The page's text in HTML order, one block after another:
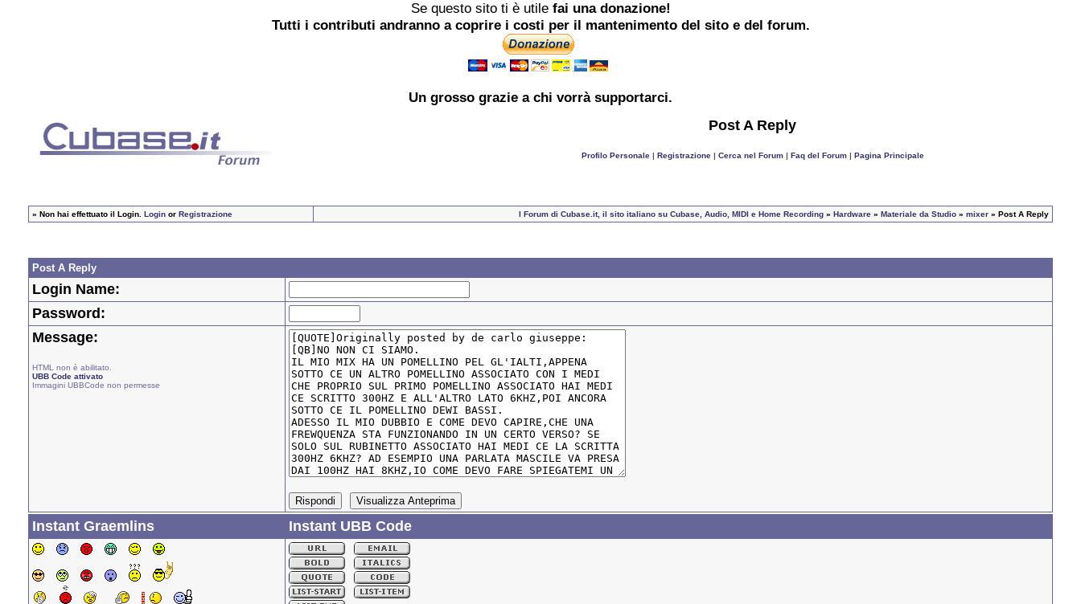
Se questo sito ti è utile fai una donazione!
Tutti i contributi andranno a coprire i costi per il mantenimento del sito e del forum.
Un grosso grazie a chi vorrà supportarci.
Post A Reply
Profilo Personale| Registrazione| Cerca nel Forum| Faq del Forum| Pagina Principale
» Non hai effettuato il Login. Login or Registrazione I Forum di Cubase.it, il sito italiano su Cubase, Audio, MIDI e Home Recording » Hardware » Materiale da Studio » mixer » Post A Reply
Post A Reply
Login Name:
Password:
Message:
HTML non è abilitato.
UBB Code attivato
Immagini UBBCode non permesse
Instant Graemlins Instant UBB Code